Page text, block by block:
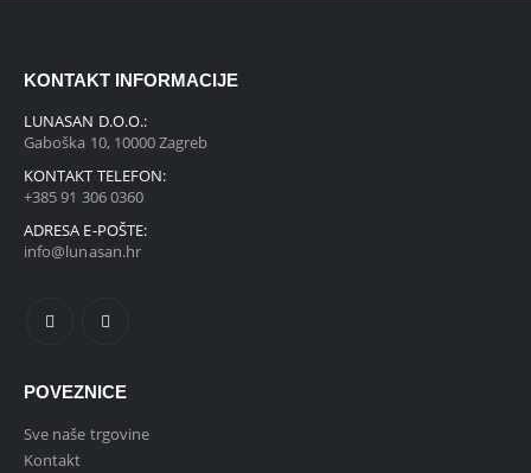
KONTAKT INFORMACIJE
LUNASAN D.O.O.:
Gaboška 10, 10000 Zagreb
KONTAKT TELEFON:
+385 91 306 0360
ADRESA E-POŠTE:
info@lunasan.hr
POVEZNICE
Sve naše trgovine
Kontakt